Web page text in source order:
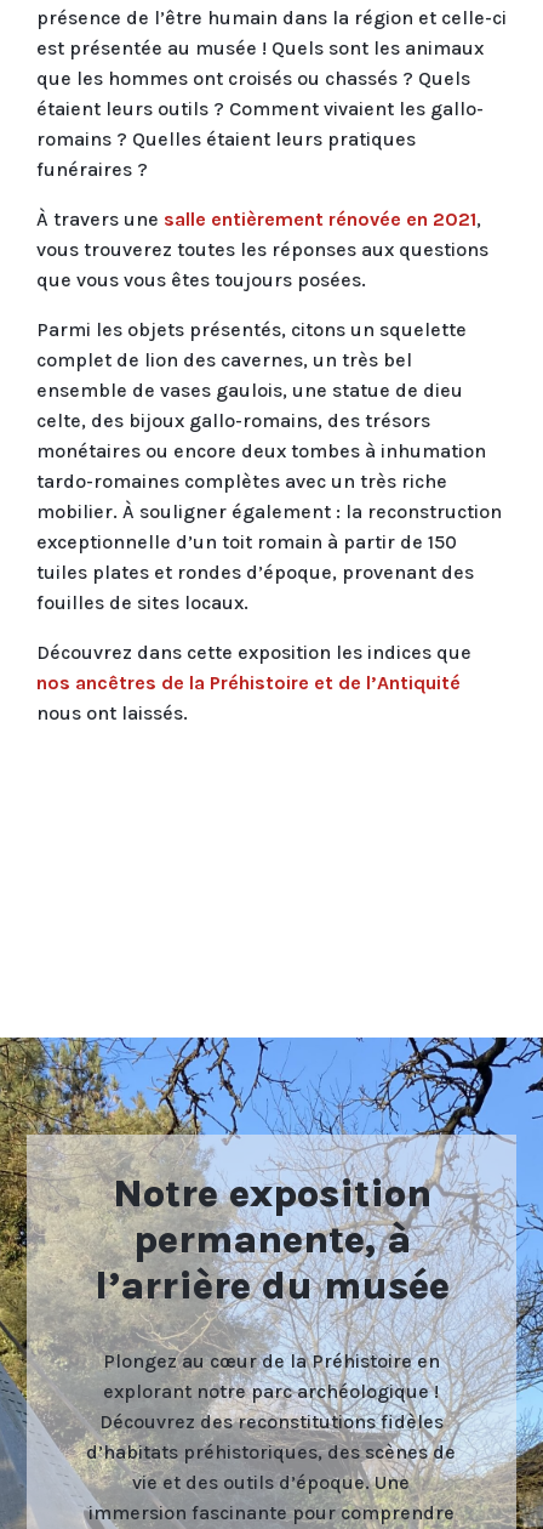
présence de l’être humain dans la région et celle-ci
est présentée au musée ! Quels sont les animaux
que les hommes ont croisés ou chassés ? Quels
étaient leurs outils ? Comment vivaient les gallo-
romains ? Quelles étaient leurs pratiques
funéraires ?
À travers une salle entièrement rénovée en 2021,
vous trouverez toutes les réponses aux questions
que vous vous êtes toujours posées.
Parmi les objets présentés, citons un squelette
complet de lion des cavernes, un très bel
ensemble de vases gaulois, une statue de dieu
celte, des bijoux gallo-romains, des trésors
monétaires ou encore deux tombes à inhumation
tardo-romaines complètes avec un très riche
mobilier. À souligner également : la reconstruction
exceptionnelle d’un toit romain à partir de 150
tuiles plates et rondes d’époque, provenant des
fouilles de sites locaux.
Découvrez dans cette exposition les indices que
nos ancêtres de la Préhistoire et de l’Antiquité
nous ont laissés.
Notre exposition
permanente, à
l’arrière du musée
Plongez au cœur de la Préhistoire en
explorant notre parc archéologique !
Découvrez des reconstitutions fidèles
d’habitats préhistoriques, des scènes de
vie et des outils d’époque. Une
immersion fascinante pour comprendre